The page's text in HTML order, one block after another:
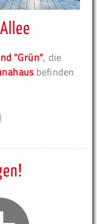
"Grün", die
befinden